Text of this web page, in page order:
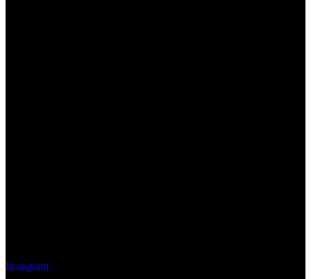
Instagram